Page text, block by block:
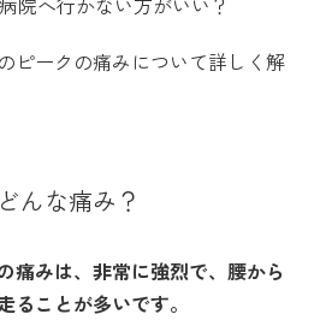
ピークの痛みについて詳しく解
んな痛み？
痛みは、非常に強烈で、腰から
ることが多いです。